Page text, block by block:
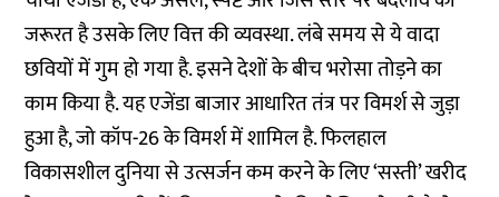
जरूरत है उसके लिए वित्त की व्यवस्था. लंबे समय से ये वादा
छवियों में गुम हो गया है. इसने देशों के बीच भरोसा तोड़ने का
काम किया है. यह एजेंडा बाजार आधारित तंत्र पर विमर्श से जुड़ा
हुआ है, जो कॉप-26 के विमर्श में शामिल है. फिलहाल
विकासशील दुनिया से उत्सर्जन कम करने के लिए ‘सस्ती’ खरीद